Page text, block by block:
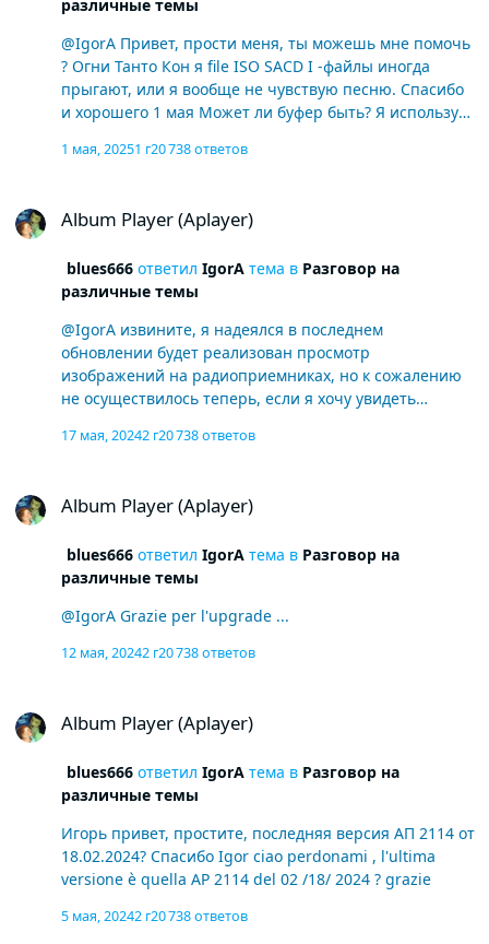
различные темы
@IgorA Привет, прости меня, ты можешь мне помочь
? Огни Танто Кон я file ISO SACD I -файлы иногда
прыгают, или я вообще не чувствую песню. Спасибо
и хорошего 1 мая Может ли буфер быть? Я использую
карте это и в сет -игроке по умолчанию до 256
1 мая, 20251 г20 738 ответов
Album Player (Aplayer)
blues666ответил IgorAтема в Разговор на
различные темы
@IgorA извините, я надеялся в последнем
обновлении будет реализован просмотр
изображений на радиоприемниках, но к сожалению
не осуществилось теперь, если я хочу увидеть
вы опубликовали некоторое время назад? Спасибо
aggiornamento ,venisse implementato la visione delle
esaudito ora se volessi vedere le immagini , devo
sempre seguire quello che mi avevi postato tempo fa ?
oppure devo applicare qualche nuova istruzione
17 мая, 20242 г20 738 ответов
Album Player (Aplayer)
blues666ответил IgorAтема в Разговор на
различные темы
@IgorA Grazie per l'upgrade ...
12 мая, 20242 г20 738 ответов
Album Player (Aplayer)
blues666ответил IgorAтема в Разговор на
различные темы
Игорь привет, простите, последняя версия АП 2114 от
18.02.2024? Спасибо Igor ciao perdonami , l'ultima
versione è quella AP 2114 del 02 /18/ 2024 ? grazie
5 мая, 20242 г20 738 ответов